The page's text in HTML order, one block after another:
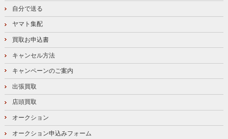
自分で送る
ヤマト集配
買取お申込書
キャンセル方法
キャンペーンのご案内
出張買取
店頭買取
オークション
オークション申込みフォーム